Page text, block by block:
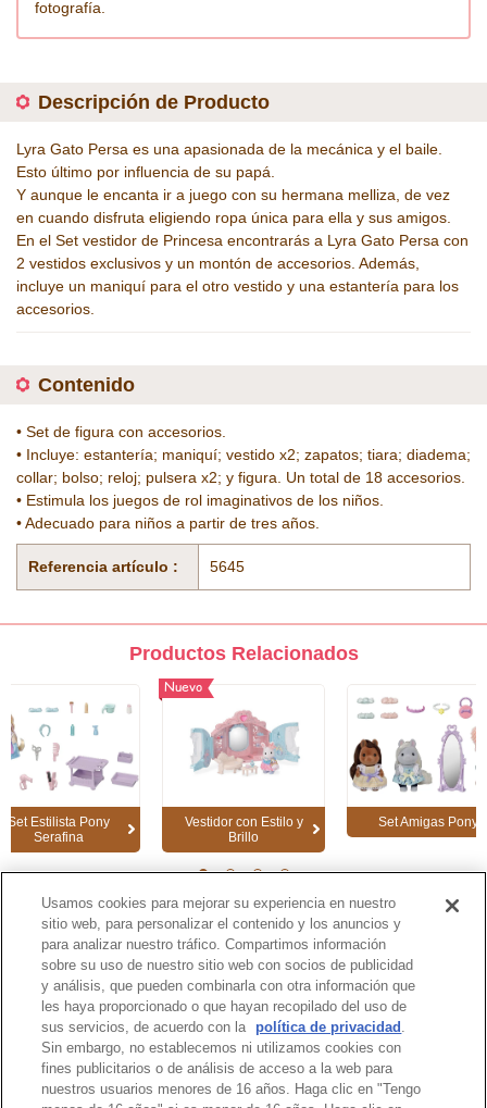
fotografía.
Descripción de Producto
Lyra Gato Persa es una apasionada de la mecánica y el baile.
Esto último por influencia de su papá.
Y aunque le encanta ir a juego con su hermana melliza, de vez
en cuando disfruta eligiendo ropa única para ella y sus amigos.
En el Set vestidor de Princesa encontrarás a Lyra Gato Persa con
2 vestidos exclusivos y un montón de accesorios. Además,
incluye un maniquí para el otro vestido y una estantería para los
accesorios.
Contenido
• Set de figura con accesorios.
• Incluye: estantería; maniquí; vestido x2; zapatos; tiara; diadema;
collar; bolso; reloj; pulsera x2; y figura. Un total de 18 accesorios.
• Estimula los juegos de rol imaginativos de los niños.
• Adecuado para niños a partir de tres años.
Referencia artículo : 5645
Productos Relacionados
Set Estilista Pony
Serafina
Nuevo
Vestidor con Estilo y
Brillo
Set Amigas Pony
1 2 3 4
Página de Catálogo
Inicio de la Página
Usamos cookies para mejorar su experiencia en nuestro
sitio web, para personalizar el contenido y los anuncios y
para analizar nuestro tráfico. Compartimos información
sobre su uso de nuestro sitio web con socios de publicidad
y análisis, que pueden combinarla con otra información que
les haya proporcionado o que hayan recopilado del uso de
sus servicios, de acuerdo con la política de privacidad .
Sin embargo, no establecemos ni utilizamos cookies con
fines publicitarios o de análisis de acceso a la web para
nuestros usuarios menores de 16 años. Haga clic en "Tengo